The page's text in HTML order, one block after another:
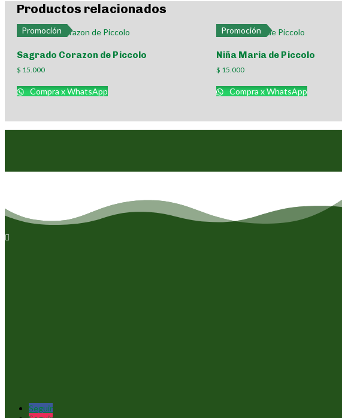
Productos relacionados
Promoción
Sagrado Corazon de Piccolo
$ 15.000
Compra x WhatsApp
Promoción
Niña Maria de Piccolo
$ 15.000
Compra x WhatsApp

Seguir